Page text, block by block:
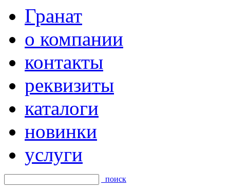
Гранат
о компании
контакты
реквизиты
каталоги
новинки
услуги
поиск